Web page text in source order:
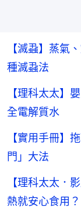
【滅蝨】蒸氣
種滅蝨法
【理科太太】
全電解質水
【實用手冊】
門」大法
【理科太太．
熱就安心食用？